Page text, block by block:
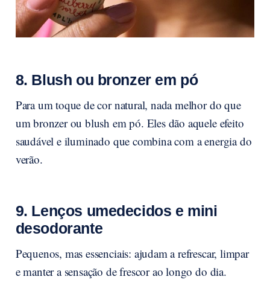
8. Blush ou bronzer em pó
Para um toque de cor natural, nada melhor do que
um bronzer ou blush em pó. Eles dão aquele efeito
saudável e iluminado que combina com a energia do
verão.
9. Lenços umedecidos e mini
desodorante
Pequenos, mas essenciais: ajudam a refrescar, limpar
e manter a sensação de frescor ao longo do dia.